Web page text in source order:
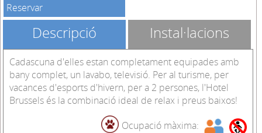
Reservar
Descripció Instal·lacions
Cadascuna d'elles estan completament equipades amb
bany complet, un lavabo, televisió. Per al turisme, per
vacances d'esports d'hivern, per a 2 persones, l'Hotel
Brussels és la combinació ideal de relax i preus baixos!
Ocupació màxima: